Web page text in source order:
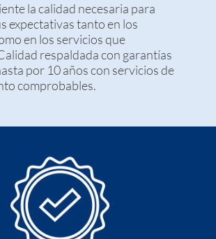
la calidad necesaria para
expectativas tanto en los
en los servicios que
respaldada con garantías
por 10 años con servicios de
comprobables.